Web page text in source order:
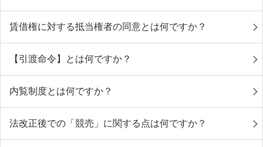
賃借権に対する抵当権者の同意とは何ですか？
【引渡命令】とは何ですか？
内覧制度とは何ですか？
法改正後での「競売」に関する点は何ですか？